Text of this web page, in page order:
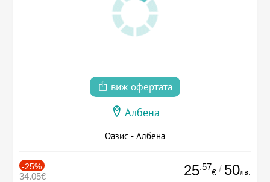
виж офертата
Албена
Оазис - Албена
-25%
34.05€ 25.57
€ / 50лв.